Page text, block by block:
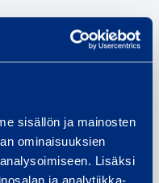
sisällön ja mainosten
ominaisuuksien
Lisäksi
ja analytiikka-